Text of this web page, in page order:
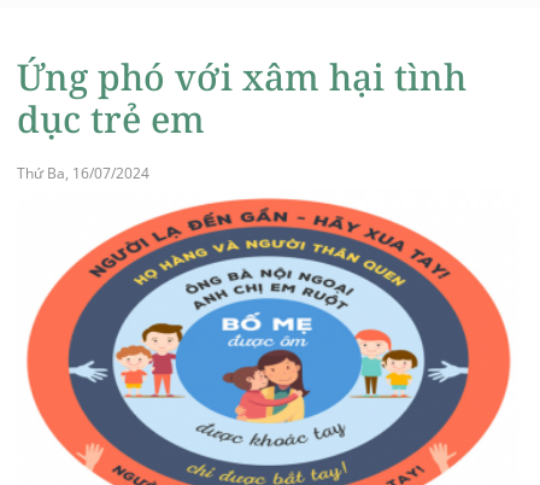
Ứng phó với xâm hại tình
dục trẻ em
Thứ Ba, 16/07/2024